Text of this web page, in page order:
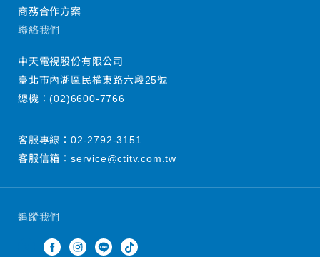
追蹤我們
商務合作方案
聯絡我們
中天電視股份有限公司
臺北市內湖區民權東路六段25號
總機：(02)6600-7766
客服專線： 02-2792-3151
客服信箱： service@ctitv.com.tw